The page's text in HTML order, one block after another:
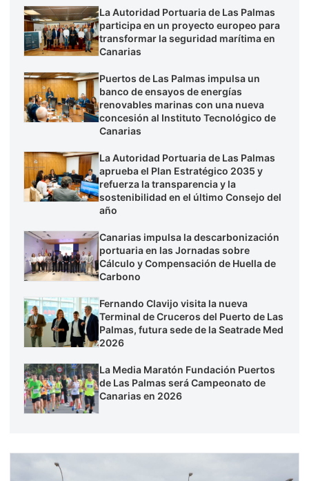
La Autoridad Portuaria de Las Palmas
participa en un proyecto europeo para
transformar la seguridad marítima en
Canarias
Puertos de Las Palmas impulsa un
banco de ensayos de energías
renovables marinas con una nueva
concesión al Instituto Tecnológico de
Canarias
La Autoridad Portuaria de Las Palmas
aprueba el Plan Estratégico 2035 y
refuerza la transparencia y la
sostenibilidad en el último Consejo del
año
Canarias impulsa la descarbonización
portuaria en las Jornadas sobre
Cálculo y Compensación de Huella de
Carbono
Fernando Clavijo visita la nueva
Terminal de Cruceros del Puerto de Las
Palmas, futura sede de la Seatrade Med
2026
La Media Maratón Fundación Puertos
de Las Palmas será Campeonato de
Canarias en 2026